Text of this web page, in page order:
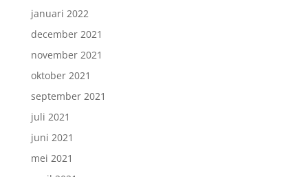
januari 2022
december 2021
november 2021
oktober 2021
september 2021
juli 2021
juni 2021
mei 2021